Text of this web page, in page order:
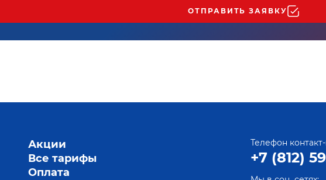
ОТПРАВИТЬ ЗАЯВКУ
Акции
Все тарифы
Оплата
Телефон
+7 (812)